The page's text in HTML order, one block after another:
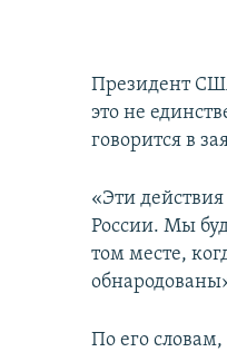
Президент
это не
говорится в
«Эти
России. Мы
том месте,
По его